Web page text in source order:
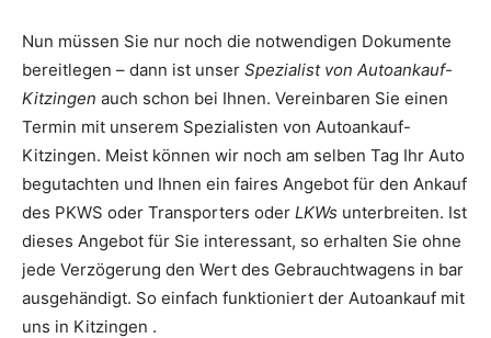
Nun müssen Sie nur noch die notwendigen Dokumente
bereitlegen – dann ist unser Spezialist von Autoankauf-
Kitzingen auch schon bei Ihnen. Vereinbaren Sie einen
Termin mit unserem Spezialisten von Autoankauf-
Kitzingen. Meist können wir noch am selben Tag Ihr Auto
begutachten und Ihnen ein faires Angebot für den Ankauf
des PKWS oder Transporters oder LKWs unterbreiten. Ist
dieses Angebot für Sie interessant, so erhalten Sie ohne
jede Verzögerung den Wert des Gebrauchtwagens in bar
ausgehändigt. So einfach funktioniert der Autoankauf mit
uns in Kitzingen .